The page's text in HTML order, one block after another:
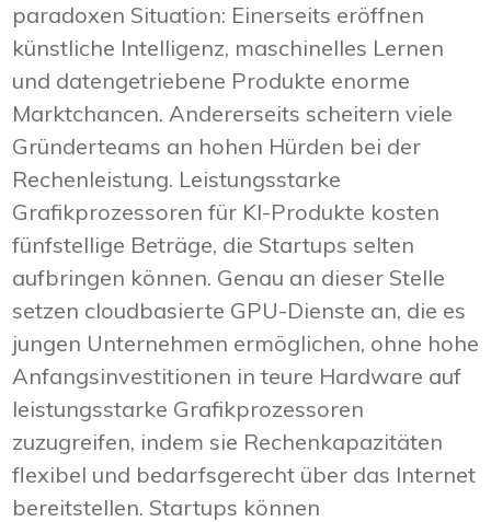
paradoxen Situation: Einerseits eröffnen
künstliche Intelligenz, maschinelles Lernen
und datengetriebene Produkte enorme
Marktchancen. Andererseits scheitern viele
Gründerteams an hohen Hürden bei der
Rechenleistung. Leistungsstarke
Grafikprozessoren für KI-Produkte kosten
fünfstellige Beträge, die Startups selten
aufbringen können. Genau an dieser Stelle
setzen cloudbasierte GPU-Dienste an, die es
jungen Unternehmen ermöglichen, ohne hohe
Anfangsinvestitionen in teure Hardware auf
leistungsstarke Grafikprozessoren
zuzugreifen, indem sie Rechenkapazitäten
flexibel und bedarfsgerecht über das Internet
bereitstellen. Startups können